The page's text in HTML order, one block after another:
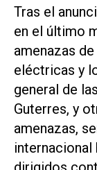
Tras el
en el último
amenazas
eléctricas y
general de
Guterres, y
amenazas,